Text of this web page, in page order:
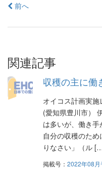
稿
ー
シ
ョ
ン
前へ
関連記事
収穫の主に働
オイコス計画実
(愛知県豊川市）
は多いが、働き
自分の収穫のた
りなさい」（ル
掲載号： 2022年08月